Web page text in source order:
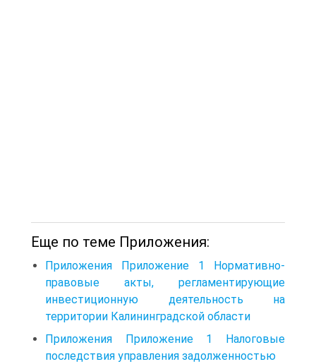
Еще по теме Приложения:
Приложения Приложение 1 Нормативно-
правовые акты, регламентирующие
инвестиционную деятельность на
территории Калининградской области
Приложения Приложение 1 Налоговые
последствия управления задолженностью